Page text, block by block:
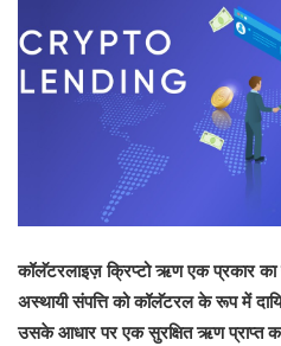
कॉलॅटरलाइज़ क्रिप्टो ऋण एक प्रकार
अस्थायी संपत्ति को कॉलॅटरल के रूप में
उसके आधार पर एक सुरक्षित ऋण प्राप्त